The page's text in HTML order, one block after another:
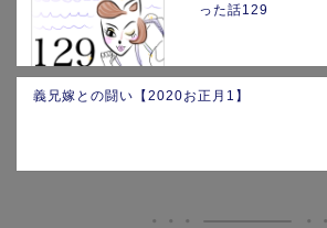
った話129
義兄嫁との闘い【2020お正月1】